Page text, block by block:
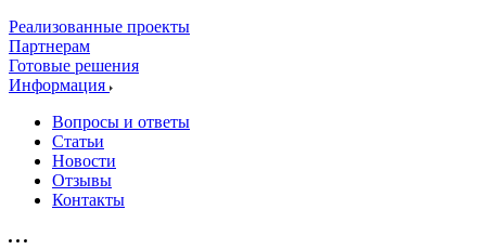
Реализованные проекты
Партнерам
Готовые решения
Информация
Вопросы и ответы
Статьи
Новости
Отзывы
Контакты